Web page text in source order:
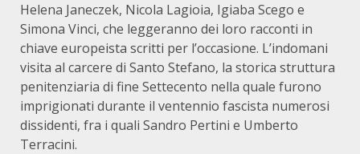
Helena Janeczek, Nicola Lagioia, Igiaba Scego e
Simona Vinci, che leggeranno dei loro racconti in
chiave europeista scritti per l’occasione. L’indomani
visita al carcere di Santo Stefano, la storica struttura
penitenziaria di fine Settecento nella quale furono
imprigionati durante il ventennio fascista numerosi
dissidenti, fra i quali Sandro Pertini e Umberto
Terracini.